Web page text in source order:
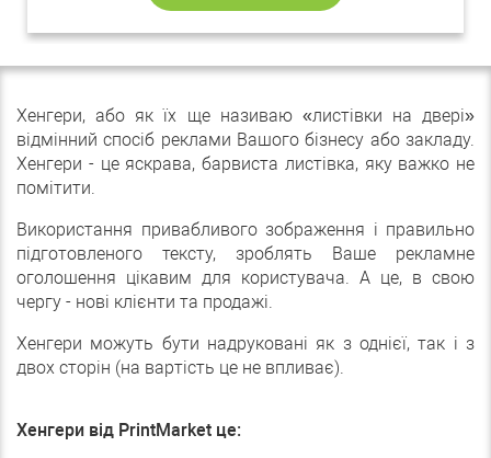
Хенгери, або як їх ще називаю «листівки на двері»
відмінний спосіб реклами Вашого бізнесу або закладу.
Хенгери - це яскрава, барвиста листівка, яку важко не
помітити.
Використання привабливого зображення і правильно
підготовленого тексту, зроблять Ваше рекламне
оголошення цікавим для користувача. А це, в свою
чергу - нові клієнти та продажі.
Хенгери можуть бути надруковані як з однієї, так і з
двох сторін (на вартість це не впливає).
Хенгери від PrintMarket це: